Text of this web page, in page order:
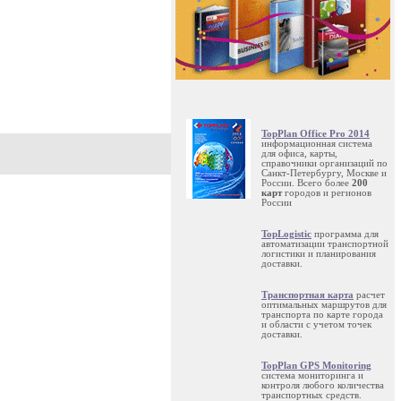
TopPlan Office Pro 2014
информационная система
для офиса, карты,
справочники организаций по
Санкт-Петербургу, Москве и
России. Всего более 200
картгородов и регионов
России
TopLogistic программа для
автоматизации транспортной
логистики и планирования
доставки.
Транспортная карта расчет
оптимальных маршрутов для
транспорта по карте города
и области с учетом точек
доставки.
TopPlan GPS Monitoring
система мониторинга и
контроля любого количества
транспортных средств.